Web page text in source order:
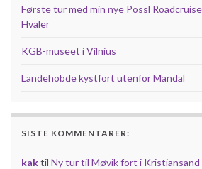
Første tur med min nye Pössl
Hvaler
KGB-museet i Vilnius
Landehobde kystfort utenfor Mandal
SISTE KOMMENTARER:
kaktil Ny tur til Møvik fort i Kristiansand